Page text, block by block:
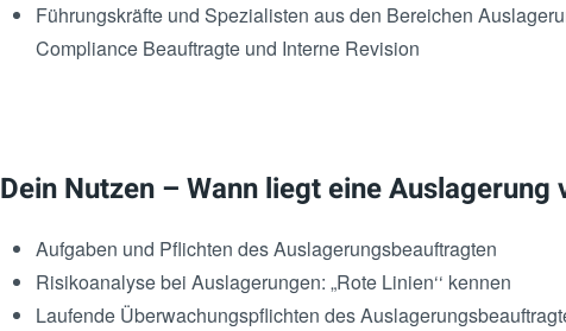
Führungskräfte und Spezialisten aus den Bereichen
Compliance Beauftragte und Interne Revision
Dein Nutzen – Wann liegt eine Auslagerung
Aufgaben und Pflichten des Auslagerungsbeauftragten
Risikoanalyse bei Auslagerungen: „Rote Linien‘‘ kennen
Laufende Überwachungspflichten des